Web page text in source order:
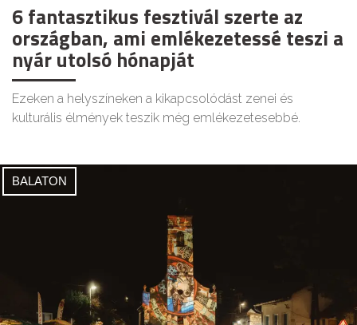
6 fantasztikus fesztivál szerte az
országban, ami emlékezetessé teszi a
nyár utolsó hónapját
Ezeken a helyszíneken a kikapcsolódást zenei és
kulturális élmények teszik még emlékezetesebbé.
BALATON